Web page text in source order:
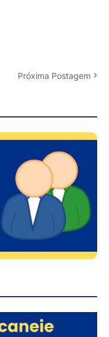
Próxima Postagem